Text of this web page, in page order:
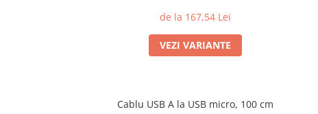
de la 167,54 Lei
VEZI VARIANTE
Cablu USB A la USB micro, 100 cm